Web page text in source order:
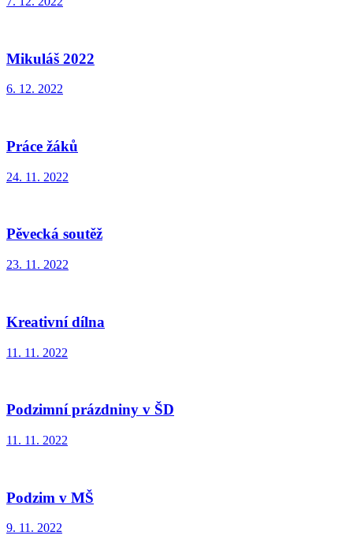
Mikuláš 2022
6. 12. 2022
Práce žáků
24. 11. 2022
Pěvecká soutěž
23. 11. 2022
Kreativní dílna
11. 11. 2022
Podzimní prázdniny v ŠD
11. 11. 2022
Podzim v MŠ
9. 11. 2022